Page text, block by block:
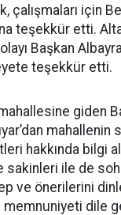
çalışmaları için
teşekkür etti.
Başkan
teşekkür etti.
giden
mahallenin
hakkında bilgi
sakinleri ile de
ve önerilerini
memnuniyeti dile